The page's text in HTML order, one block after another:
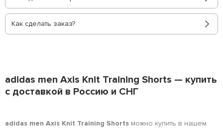
Как сделать заказ?
adidas men Axis Knit Training Shorts — купить
с доставкой в Россию и СНГ
adidas men Axis Knit Training Shorts можно купить в нашем